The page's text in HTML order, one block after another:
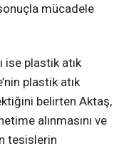
mücadele
ise plastik atık
plastik atık
belirten Aktaş,
alınmasını ve
tesislerin